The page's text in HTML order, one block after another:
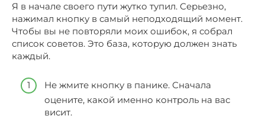
Я в начале своего пути жутко тупил. Серьезно,
нажимал кнопку в самый неподходящий момент.
Чтобы вы не повторяли моих ошибок, я собрал
список советов. Это база, которую должен знать
каждый.
Не жмите кнопку в панике. Сначала
оцените, какой именно контроль на вас
висит.